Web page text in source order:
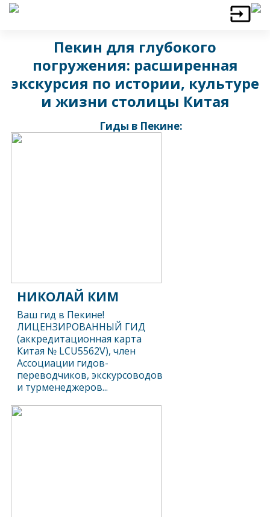
Пекин для глубокого
погружения: расширенная
экскурсия по истории, культуре
и жизни столицы Китая
Гиды в Пекине:
НИКОЛАЙ КИМ
Ваш гид в Пекине!
ЛИЦЕНЗИРОВАННЫЙ ГИД
(аккредитационная карта
Китая № LCU5562V), член
Ассоциации гидов-
переводчиков, экскурсоводов
и турменеджеров...